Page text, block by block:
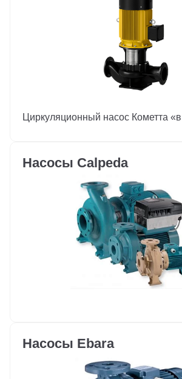
Циркуляционный насос Кометта
Насосы Calpeda
Насосы Ebara